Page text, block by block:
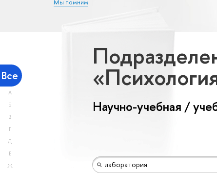
Мы помним
Все
А
Б
В
Г
Д
Е
Ж
Научно-учебная /